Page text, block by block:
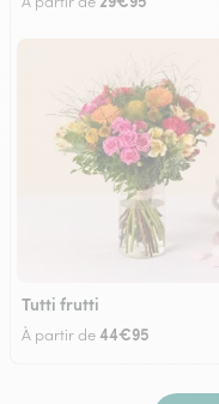
Tutti frutti
À partir de44€95